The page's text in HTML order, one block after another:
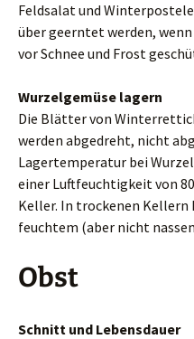
Feldsalat und
über geerntet werden,
vor Schnee und Frost
Wurzelgemüse lagern
Die Blätter von
werden abgedreht, nicht
Lagertemperatur bei
einer Luftfeuchtigkeit von
Keller. In trockenen Kellern
feuchtem (aber nicht
Obst
Schnitt und Lebensdauer